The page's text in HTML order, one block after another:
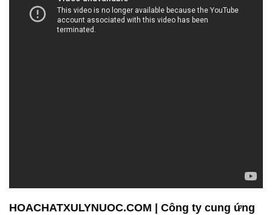
cấp và phân phối hóa chất tại thị trường Việt Nam.
Với nhiều năm kinh nghiệm và danh tiếng uy tín,
chúng tôi tự hào là đối tác tin cậy của hàng ngàn